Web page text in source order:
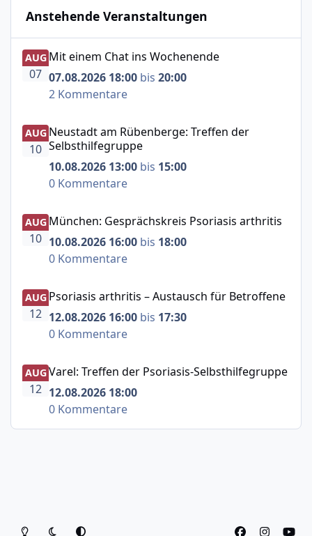
Anstehende Veranstaltungen
Mit einem Chat ins Wochenende
AUG
07
Mit einem Chat ins Wochenende
07.08.2026 18:00 bis 20:00
2 Kommentare
Neustadt am Rübenberge: Treffen der Selbsthilfegruppe
AUG
10
Neustadt am Rübenberge: Treffen der
Selbsthilfegruppe
10.08.2026 13:00 bis 15:00
0 Kommentare
München: Gesprächskreis Psoriasis arthritis
AUG
10
München: Gesprächskreis Psoriasis arthritis
10.08.2026 16:00 bis 18:00
0 Kommentare
Psoriasis arthritis – Austausch für Betroffene
AUG
12
Psoriasis arthritis – Austausch für Betroffene
12.08.2026 16:00 bis 17:30
0 Kommentare
Varel: Treffen der Psoriasis-Selbsthilfegruppe
AUG
12
Varel: Treffen der Psoriasis-Selbsthilfegruppe
12.08.2026 18:00
0 Kommentare
Heller ModusDunkler Modus
Systemeinstellung